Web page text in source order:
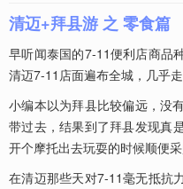
清迈+拜县游 之 零食篇
早听闻泰国的7-11便利店商品
清迈7-11店面遍布全城，几乎
小编本以为拜县比较偏远，没
带过去，结果到了拜县发现真
开个摩托出去玩耍的时候顺便
在清迈那些天对7-11毫无抵抗